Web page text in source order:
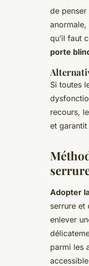
de penser
qu’il faut
porte
Si toutes
recours,
et garantit
Adopter
serrure et
enlever
parmi les